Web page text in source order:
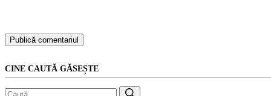
Publică comentariul
CINE CAUTĂ GĂSEȘTE